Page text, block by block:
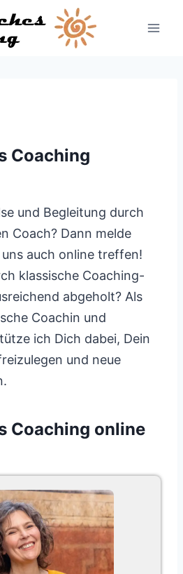
Coaching
und Begleitung durch
Coach? Dann melde
auch online treffen!
klassische Coaching-
abgeholt? Als
Coachin und
ich Dich dabei, Dein
und neue
Coaching online